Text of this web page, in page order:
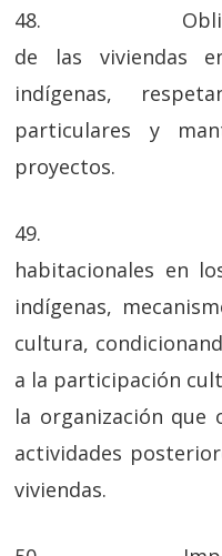
48. Obligar a
de las viviendas
indígenas,
particulares y
proyectos.
49.
habitacionales en
indígenas,
cultura,
a la participación
la organización que
actividades
viviendas.